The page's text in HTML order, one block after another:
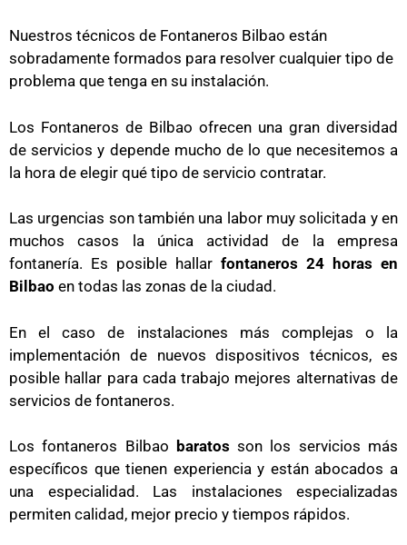
Nuestros técnicos de Fontaneros Bilbao están
sobradamente formados para resolver cualquier tipo de
problema que tenga en su instalación.
Los Fontaneros de Bilbao ofrecen una gran diversidad
de servicios y depende mucho de lo que necesitemos a
la hora de elegir qué tipo de servicio contratar.
Las urgencias son también una labor muy solicitada y en
muchos casos la única actividad de la empresa
fontanería. Es posible hallar fontaneros 24 horas en
Bilbao en todas las zonas de la ciudad.
En el caso de instalaciones más complejas o la
implementación de nuevos dispositivos técnicos, es
posible hallar para cada trabajo mejores alternativas de
servicios de fontaneros.
Los fontaneros Bilbao baratos son los servicios más
específicos que tienen experiencia y están abocados a
una especialidad. Las instalaciones especializadas
permiten calidad, mejor precio y tiempos rápidos.